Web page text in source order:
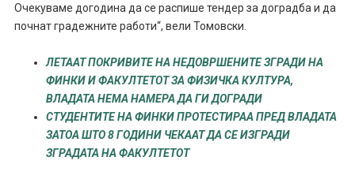
Очекуваме догодина да се распише тендер за доградба и да
почнат градежните работи“, вели Томовски.
ЛЕТААТ ПОКРИВИТЕ НА НЕДОВРШЕНИТЕ ЗГРАДИ НА
ФИНКИ И ФАКУЛТЕТОТ ЗА ФИЗИЧКА КУЛТУРА,
ВЛАДАТА НЕМА НАМЕРА ДА ГИ ДОГРАДИ
СТУДЕНТИТЕ НА ФИНКИ ПРОТЕСТИРАА ПРЕД ВЛАДАТА
ЗАТОА ШТО 8 ГОДИНИ ЧЕКААТ ДА СЕ ИЗГРАДИ
ЗГРАДАТА НА ФАКУЛТЕТОТ